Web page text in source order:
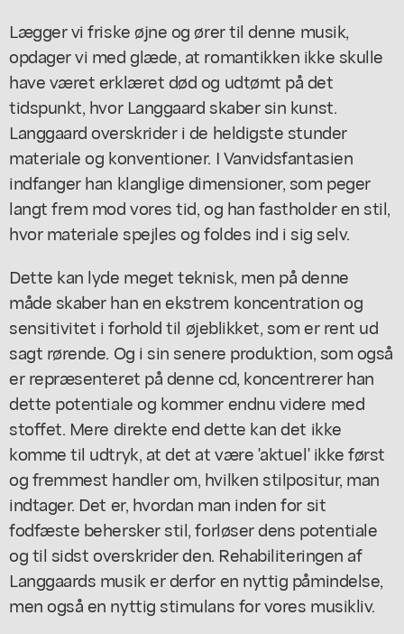
Lægger vi friske øjne og ører til denne musik,
opdager vi med glæde, at romantikken ikke skulle
have været erklæret død og udtømt på det
tidspunkt, hvor Langgaard skaber sin kunst.
Langgaard overskrider i de heldigste stunder
materiale og konventioner. IVanvidsfantasien
indfanger han klanglige dimensioner, som peger
langt frem mod vores tid, og han fastholder en stil,
hvor materiale spejles og foldes ind i sig selv.
Dette kan lyde meget teknisk, men på denne
måde skaber han en ekstrem koncentration og
sensitivitet i forhold til øjeblikket, som er rent ud
sagt rørende. Og i sin senere produktion, som også
er repræsenteret på denne cd, koncentrerer han
dette potentiale og kommer endnu videre med
stoffet. Mere direkte end dette kan det ikke
komme til udtryk, at det at være 'aktuel' ikke først
og fremmest handler om, hvilken stilpositur, man
indtager. Det er, hvordan man inden for sit
fodfæste behersker stil, forløser dens potentiale
og til sidst overskrider den. Rehabiliteringen af
Langgaards musik er derfor en nyttig påmindelse,
men også en nyttig stimulans for vores musikliv.